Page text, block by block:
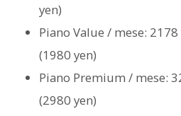
yen)
Piano Value / mese:
(1980 yen)
Piano Premium / mese:
(2980 yen)